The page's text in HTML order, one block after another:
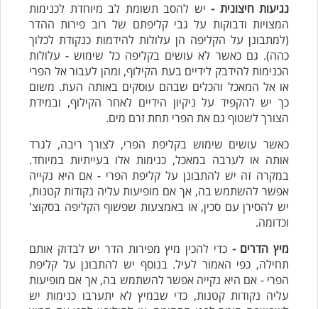
נגיעות חיצונית - יש להסב תשומת לב מיוחדת לכנימות
המצויות ודבוקות על גבי קליפתם של רוב פירות ההדר
(למתבונן על הקליפה הן עלולות להידמות כנקודת לכלוך
כהה). גם כאשר לא עושים בקליפה כל שימוש - עלולות
הכנימות להידבק לידיים בעת הקילוף, ומהן לעבור אל הפרי
או אל המאכל והכלים שבהם עוסקים באותה העת. משום
כך יש להקפיד על ניקיון הידיים לאחר הקילוף, ובמידת
הצורך לשטוף גם את הפרי תחת זרם מים.
כאשר עושים שימוש בקליפת הפרי, לצורך ריבה, לגרד
אותה או לערבה במאכל, כנימות אלו בעייתיות במיוחד.
במקרה זה יש להתבונן על קליפת הפרי - אם היא נקייה
אפשר להשתמש בה, אך אם מופיעות עליה נקודות קטנות,
יש להסירן עם סכין, או באמצעות שפשוף הקליפה בסקוצ'
וכדומה.
מיץ הדרים - כדי להכין מיץ מפירות הדר יש לבדוק אותם
תחילה, כפי האמור לעיל. בנוסף יש להתבונן על קליפת
הפרי - אם היא נקייה אפשר להשתמש בה, אך אם מופיעות
עליה נקודות קטנות, כדי שבמיץ לא יתערבו כנימות יש